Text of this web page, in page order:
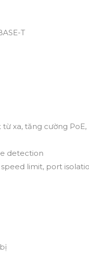
T
xa, tăng cường
detection
limit, port